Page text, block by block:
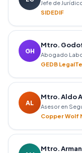
Jefe de
SIDEDIF
GH
Mtro.
Abogado
GEDB
AL
Mtro. Aldo
Asesor en
Copper Wolf
Mtro.